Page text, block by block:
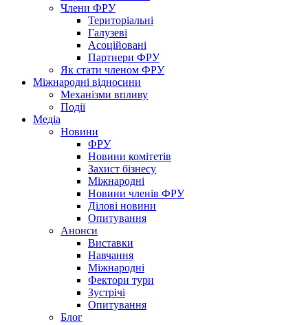
Члени ФРУ
Територіальні
Галузеві
Асоційовані
Партнери ФРУ
Як стати членом ФРУ
Міжнародні відносини
Механізми впливу
Події
Медіа
Новини
ФРУ
Новини комітетів
Захист бізнесу
Міжнародні
Новини членів ФРУ
Ділові новини
Опитування
Анонси
Виставки
Навчання
Міжнародні
Фектори тури
Зустрічі
Опитування
Блог